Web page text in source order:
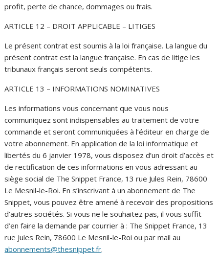
profit, perte de chance, dommages ou frais.
ARTICLE 12 – DROIT APPLICABLE – LITIGES
Le présent contrat est soumis à la loi française. La langue du
présent contrat est la langue française. En cas de litige les
tribunaux français seront seuls compétents.
ARTICLE 13 – INFORMATIONS NOMINATIVES
Les informations vous concernant que vous nous
communiquez sont indispensables au traitement de votre
commande et seront communiquées à l’éditeur en charge de
votre abonnement. En application de la loi informatique et
libertés du 6 janvier 1978, vous disposez d’un droit d’accès et
de rectification de ces informations en vous adressant au
siège social de The Snippet France, 13 rue Jules Rein, 78600
Le Mesnil-le-Roi. En s’inscrivant à un abonnement de The
Snippet, vous pouvez être amené à recevoir des propositions
d’autres sociétés. Si vous ne le souhaitez pas, il vous suffit
d’en faire la demande par courrier à : The Snippet France, 13
rue Jules Rein, 78600 Le Mesnil-le-Roi ou par mail au
abonnements@thesnippet.fr.